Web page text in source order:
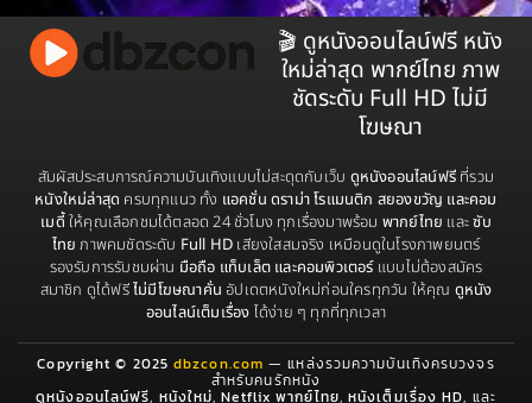
🎬 ดูหนังออนไลน์ฟรี หนัง
ใหม่ล่าสุด พากย์ไทย ภาพ
ชัดระดับ Full HD ไม่มี
โฆษณา
สัมผัสประสบการณ์ความบันเทิงแบบไม่สะดุดกับเว็บ ดูหนังออนไลน์ฟรีที่รวม
หนังใหม่ล่าสุด ครบทุกแนว ทั้ง แอคชั่น ดราม่า โรแมนติก สยองขวัญ และคอม
เมดี้ ให้คุณเลือกชมได้ตลอด 24 ชั่วโมง ทุกเรื่องมาพร้อม พากย์ไทย และซับ
ไทย ภาพคมชัดระดับ Full HD เสียงใสสมจริง เหมือนดูในโรงภาพยนตร์
รองรับการรับชมผ่าน มือถือ แท็บเล็ต และคอมพิวเตอร์แบบไม่ต้องสมัคร
สมาชิก ดูได้ฟรีไม่มีโฆษณาคั่น อัปเดตหนังใหม่ก่อนใครทุกวัน ให้คุณ ดูหนัง
ออนไลน์เต็มเรื่อง ได้ง่าย ๆ ทุกที่ทุกเวลา
Copyright © 2025dbzcon.com — แหล่งรวมความบันเทิงครบวงจร
สำหรับคนรักหนัง
ดูหนังออนไลน์ฟรี, หนังใหม่,Netflix พากย์ไทย,หนังเต็มเรื่อง HD, และ